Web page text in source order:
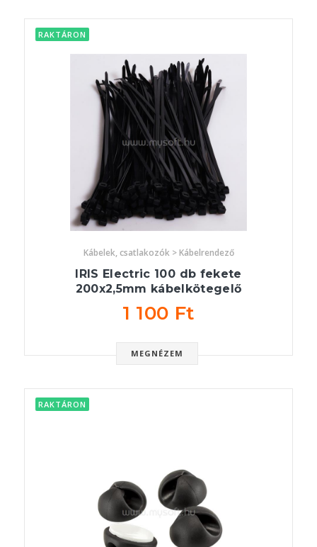
RAKTÁRON
Kábelek, csatlakozók > Kábelrendező
IRIS Electric 100 db fekete
200x2,5mm kábelkötegelő
1 100 Ft
MEGNÉZEM
RAKTÁRON